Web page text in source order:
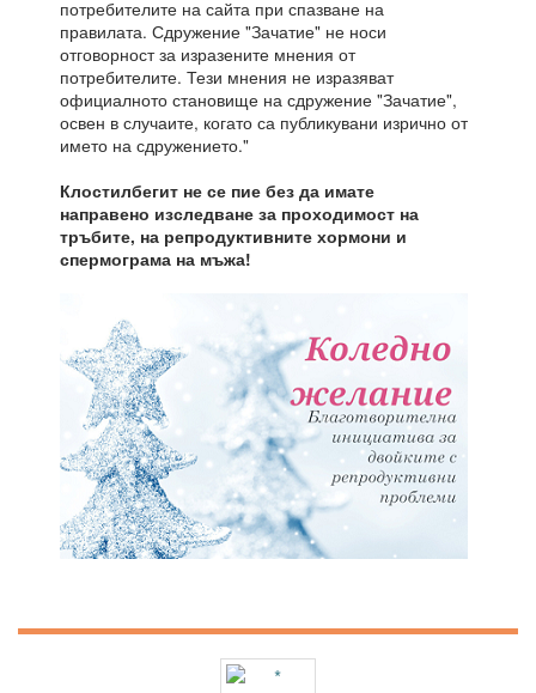
потребителите на сайта при спазване на
правилата. Сдружение "Зачатие" не носи
отговорност за изразените мнения от
потребителите. Тези мнения не изразяват
официалното становище на сдружение "Зачатие",
освен в случаите, когато са публикувани изрично от
името на сдружението."
Клостилбегит не се пие без да имате
направено изследване за проходимост на
тръбите, на репродуктивните хормони и
спермограма на мъжа!